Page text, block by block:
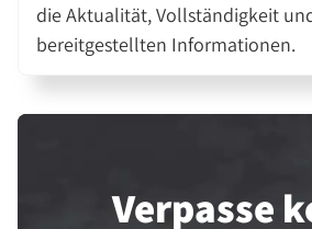
die Aktualität, Vollständigkeit
bereitgestellten Informationen.
Verpasse